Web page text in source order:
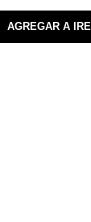
AGREGAR A